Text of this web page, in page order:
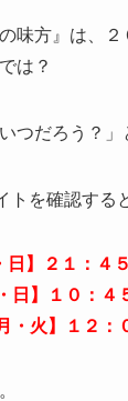
の味方』は、
は？
つだろう？
トを確認する
】２１：４
日】１０：４
・火】１２：